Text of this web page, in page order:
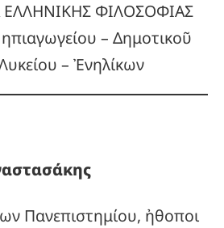
ΦΙΛΟΣΟΦΙΑΣ
– Δημοτικοῦ
– Ἐνηλίκων
Πανεπιστημίου, ἠθοποι